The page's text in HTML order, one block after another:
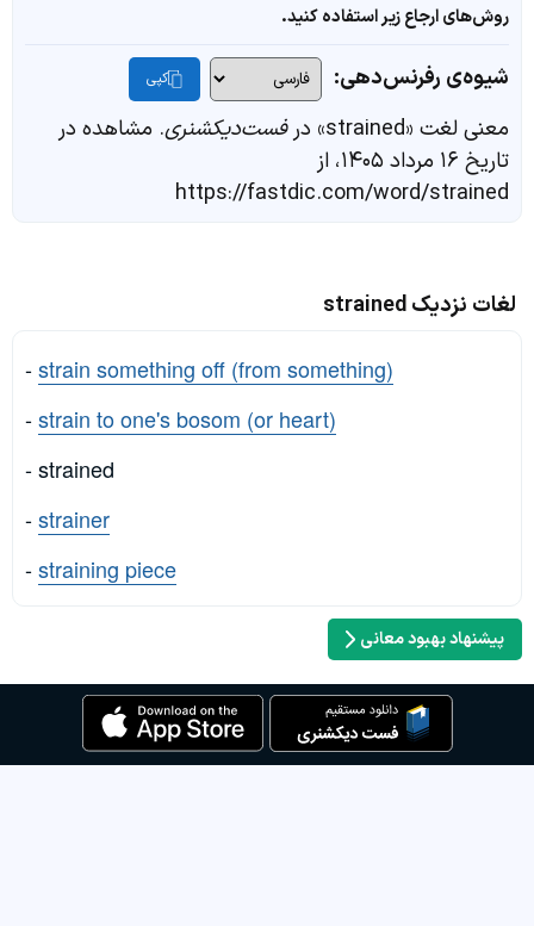
روش‌های ارجاع زیر استفاده کنید.
شیوه‌ی رفرنس‌دهی: کپی
معنی لغت «strained» در فست‌دیکشنری. مشاهده در
تاریخ ۱۶ مرداد ۱۴۰۵، از
https://fastdic.com/word/strained
لغات نزدیک strained
-strain something off (from something)
-strain to one's bosom (or heart)
- strained
-strainer
-straining piece
پیشنهاد بهبود معانی